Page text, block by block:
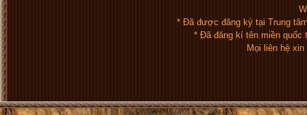
* Đã được đăng ký tại Trung
* Đã đăng kí tên miền quốc
Mọi liên hệ